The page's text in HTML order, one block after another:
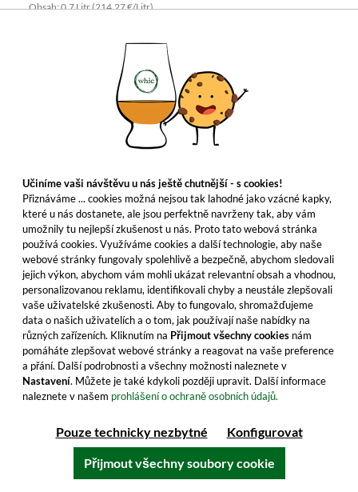
Obsah: 0.7 Litr (214,27 €/Litr)
Do košíku
Všechny vlastnosti produktu
Nový
Talisker 1992/2026 - 33 let starý Profound
Richness Amoroso Sherry Finish Rare Series
impozantní 60,1 % obj. a omezená edice pouhých 331
lahví – neváhejte a pořiďte si ho.
1 986,99 €
Učiníme vaši návštěvu u nás ještě chutnější - s cookies!
Přiznáváme ... cookies možná nejsou tak lahodné jako vzácné kapky,
které u nás dostanete, ale jsou perfektně navrženy tak, aby vám
umožnily tu nejlepší zkušenost u nás. Proto tato webová stránka
používá cookies. Využíváme cookies a další technologie, aby naše
webové stránky fungovaly spolehlivě a bezpečně, abychom sledovali
jejich výkon, abychom vám mohli ukázat relevantní obsah a vhodnou,
personalizovanou reklamu, identifikovali chyby a neustále zlepšovali
vaše uživatelské zkušenosti. Aby to fungovalo, shromažďujeme
data o našich uživatelích a o tom, jak používají naše nabídky na
různých zařízeních. Kliknutím na Přijmout všechny cookies nám
pomáháte zlepšovat webové stránky a reagovat na vaše preference
a přání. Další podrobnosti a všechny možnosti naleznete v
Nastavení. Můžete je také kdykoli později upravit. Další informace
naleznete v našem prohlášení o ochraně osobních údajů.
Pouze technicky nezbytné Konfigurovat
Přijmout všechny soubory cookie